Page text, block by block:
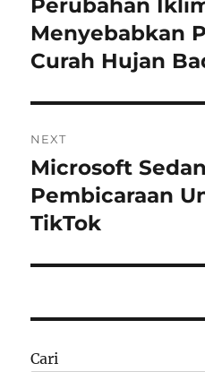
Previous
post:
Perubahan
Menyebabkan
Curah Hujan
NEXT
Next
post:
Microsoft
Pembicaraan
TikTok
Cari